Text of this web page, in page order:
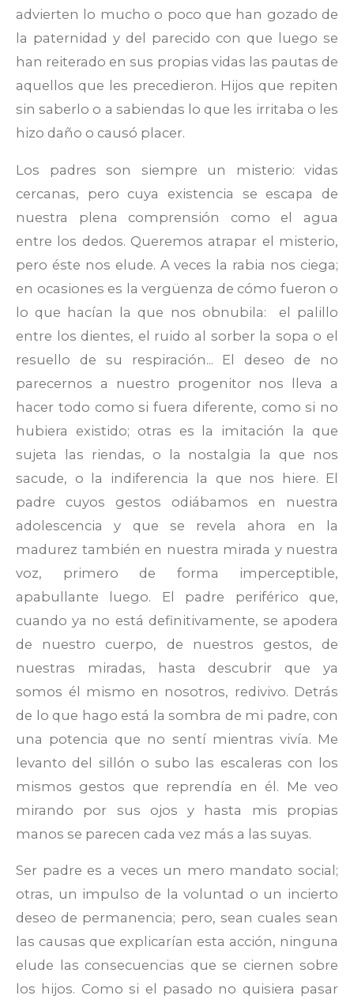
advierten lo mucho o poco que han gozado de
la paternidad y del parecido con que luego se
han reiterado en sus propias vidas las pautas de
aquellos que les precedieron. Hijos que repiten
sin saberlo o a sabiendas lo que les irritaba o les
hizo daño o causó placer.
Los padres son siempre un misterio: vidas
cercanas, pero cuya existencia se escapa de
nuestra plena comprensión como el agua
entre los dedos. Queremos atrapar el misterio,
pero éste nos elude. A veces la rabia nos ciega;
en ocasiones es la vergüenza de cómo fueron o
lo que hacían la que nos obnubila: el palillo
entre los dientes, el ruido al sorber la sopa o el
resuello de su respiración... El deseo de no
parecernos a nuestro progenitor nos lleva a
hacer todo como si fuera diferente, como si no
hubiera existido; otras es la imitación la que
sujeta las riendas, o la nostalgia la que nos
sacude, o la indiferencia la que nos hiere. El
padre cuyos gestos odiábamos en nuestra
adolescencia y que se revela ahora en la
madurez también en nuestra mirada y nuestra
voz, primero de forma imperceptible,
apabullante luego. El padre periférico que,
cuando ya no está definitivamente, se apodera
de nuestro cuerpo, de nuestros gestos, de
nuestras miradas, hasta descubrir que ya
somos él mismo en nosotros, redivivo. Detrás
de lo que hago está la sombra de mi padre, con
una potencia que no sentí mientras vivía. Me
levanto del sillón o subo las escaleras con los
mismos gestos que reprendía en él. Me veo
mirando por sus ojos y hasta mis propias
manos se parecen cada vez más a las suyas.
Ser padre es a veces un mero mandato social;
otras, un impulso de la voluntad o un incierto
deseo de permanencia; pero, sean cuales sean
las causas que explicarían esta acción, ninguna
elude las consecuencias que se ciernen sobre
los hijos. Como si el pasado no quisiera pasar